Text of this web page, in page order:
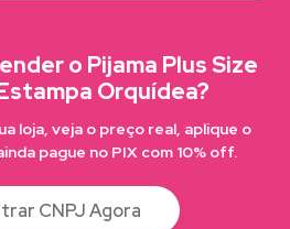
o Pijama Plus Size
Orquídea?
loja, veja o preço real, aplique o
pague no PIX com 10% off.
CNPJ Agora